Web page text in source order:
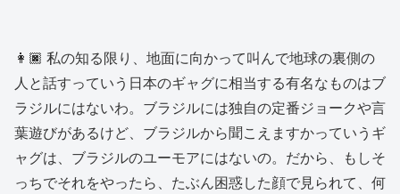
👩🏿 私の知る限り、地面に向かって叫んで地球の裏側の
人と話すっていう日本のギャグに相当する有名なものはブ
ラジルにはないわ。ブラジルには独自の定番ジョークや言
葉遊びがあるけど、ブラジルから聞こえますかっていうギ
ャグは、ブラジルのユーモアにはないの。だから、もしそ
っちでそれをやったら、たぶん困惑した顔で見られて、何